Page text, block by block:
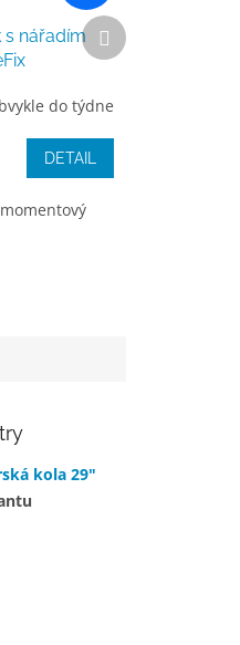
s nářadím
do týdne
DETAIL
Další
produkt
kola 29"